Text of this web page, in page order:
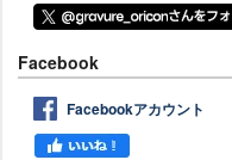
Facebook
Facebookアカウント